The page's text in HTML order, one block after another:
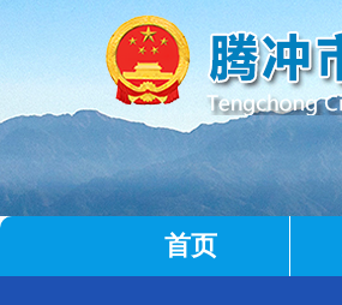
首页